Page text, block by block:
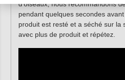
d'oiseaux, nous recommandons
pendant quelques secondes
produit est resté et a séché sur la
avec plus de produit et répétez.